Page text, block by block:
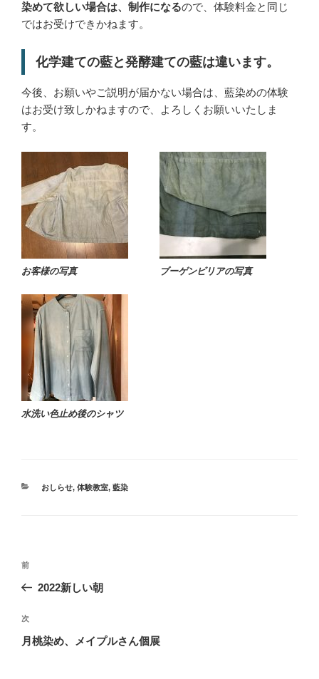
染めて欲しい場合は、制作になるので、体験料金と同じ
ではお受けできかねます。
化学建ての藍と発酵建ての藍は違います。
今後、お願いやご説明が届かない場合は、藍染めの体験
はお受け致しかねますので、よろしくお願いいたしま
す。
お客様の写真 ブーゲンビリアの写真
水洗い色止め後のシャツ
カ
おしらせ, 体験教室, 藍染
投
ビ
ゲ
過
去
投
稿
前
2022新しい朝
次
の
次
月桃染め、メイプルさん個展